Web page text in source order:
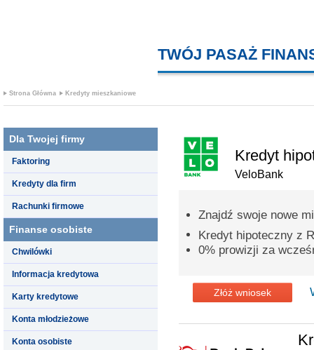
TWÓJ PASAŻ
Strona Główna Kredyty mieszkaniowe
Dla Twojej firmy
Faktoring
Kredyty dla firm
Rachunki firmowe
Finanse osobiste
Chwilówki
Informacja kredytowa
Karty kredytowe
Konta młodzieżowe
Konta osobiste
Kredyt
VeloBank
Znajdź swoje nowe
Kredyt hipoteczny z
0% prowizji za
Złóż wniosek